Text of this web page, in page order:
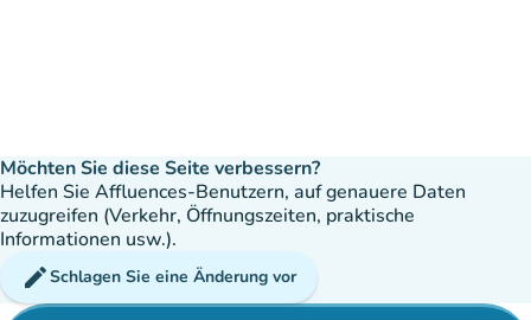
Möchten Sie diese Seite verbessern?
Helfen Sie Affluences-Benutzern, auf genauere Daten
zuzugreifen (Verkehr, Öffnungszeiten, praktische
Informationen usw.).
editSchlagen Sie eine Änderung vor